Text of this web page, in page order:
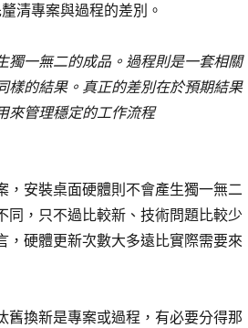
清專案與過程的差別。
獨一無二的成品。過程則是一套相關
樣的結果。真正的差別在於預期結果
來管理穩定的工作流程
，安裝桌面硬體則不會產生獨一無二
同，只不過比較新、技術問題比較少
，硬體更新次數大多遠比實際需要來
舊換新是專案或過程，有必要分得那